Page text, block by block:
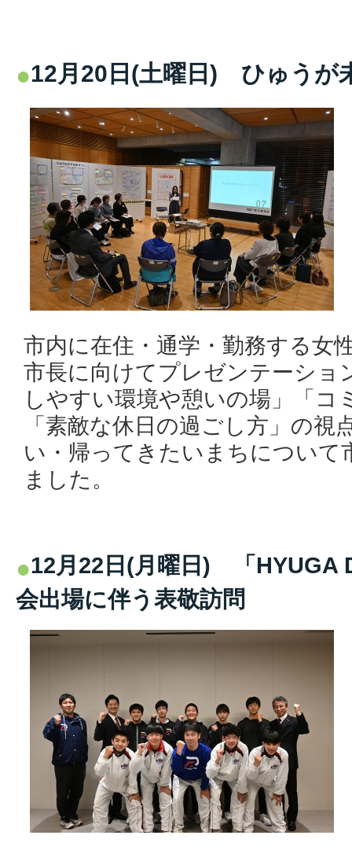
12月20日(土曜日) ひゅうが
市内に在住・通学・勤務する女
市長に向けてプレゼンテーショ
しやすい環境や憩いの場」「コ
「素敵な休日の過ごし方」の視
い・帰ってきたいまちについて
ました。
12月22日(月曜日) 「HYUGA
会出場に伴う表敬訪問